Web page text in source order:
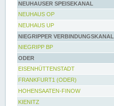
NEUHAUSER SPEISEKANAL
NEUHAUS OP
NEUHAUS UP
NIEGRIPPER VERBINDUNGSKANAL
NIEGRIPP BP
ODER
EISENHÜTTENSTADT
FRANKFURT1 (ODER)
HOHENSAATEN-FINOW
KIENITZ